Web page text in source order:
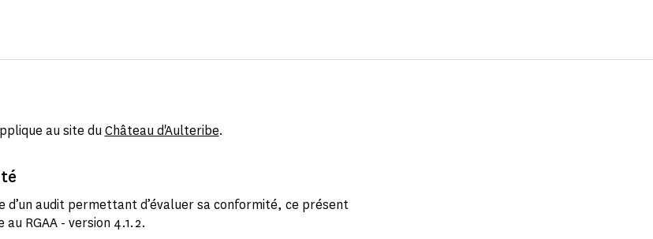
au site du Château d'Aulteribe.
d’un audit permettant d’évaluer sa conformité, ce présent
RGAA - version 4.1.2.